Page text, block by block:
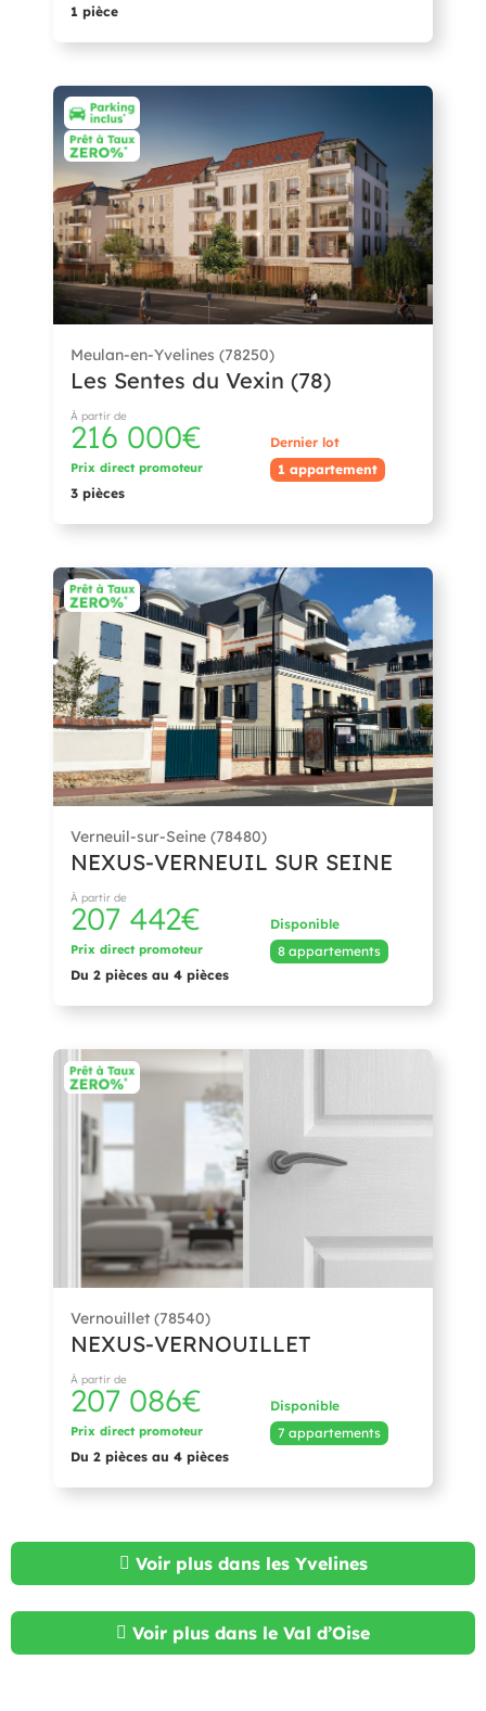
1 pièce
Meulan-en-Yvelines (78250)
Les Sentes du Vexin (78)
À partir de
216 000€
Prix direct promoteur
3 pièces
Dernier lot
1 appartement
Verneuil-sur-Seine (78480)
NEXUS-VERNEUIL SUR SEINE
À partir de
207 442€
Prix direct promoteur
Du 2 pièces au 4 pièces
Disponible
8 appartements
Vernouillet (78540)
NEXUS-VERNOUILLET
À partir de
207 086€
Prix direct promoteur
Du 2 pièces au 4 pièces
Disponible
7 appartements
Voir plus dans les Yvelines
Voir plus dans le Val d’Oise